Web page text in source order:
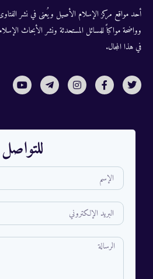
أحد مواقع مركز الإسلام الأصيل ويُعنى في نشر
وواضحة مواكباً للمسائل المستحدثة ونشر الأبحاث
في هذا المجال.
للتواصل